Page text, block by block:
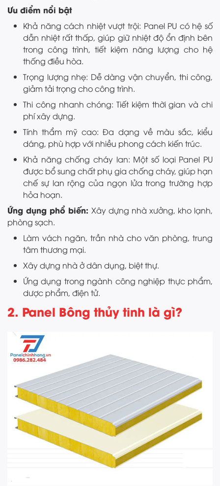
Ưu điểm nổi bật
Khả năng cách nhiệt vượt trội: Panel PU có hệ số
dẫn nhiệt rất thấp, giúp giữ nhiệt độ ổn định bên
trong công trình, tiết kiệm năng lượng cho hệ
thống điều hòa.
Trọng lượng nhẹ: Dễ dàng vận chuyển, thi công,
giảm tải trọng cho công trình.
Thi công nhanh chóng: Tiết kiệm thời gian và chi
phí xây dựng.
Tính thẩm mỹ cao: Đa dạng về màu sắc, kiểu
dáng, phù hợp với nhiều phong cách kiến trúc.
Khả năng chống cháy lan: Một số loại Panel PU
được bổ sung chất phụ gia chống cháy, giúp hạn
chế sự lan rộng của ngọn lửa trong trường hợp
hỏa hoạn.
Ứng dụng phổ biến: Xây dựng nhà xưởng, kho lạnh,
phòng sạch.
Làm vách ngăn, trần nhà cho văn phòng, trung
tâm thương mại.
Xây dựng nhà ở dân dụng, biệt thự.
Ứng dụng trong ngành công nghiệp thực phẩm,
dược phẩm, điện tử.
2. Panel Bông thủy tinh là gì?